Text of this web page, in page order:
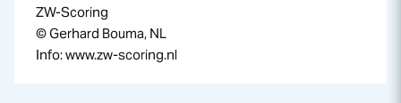
ZW-Scoring
© Gerhard Bouma, NL
Info: www.zw-scoring.nl